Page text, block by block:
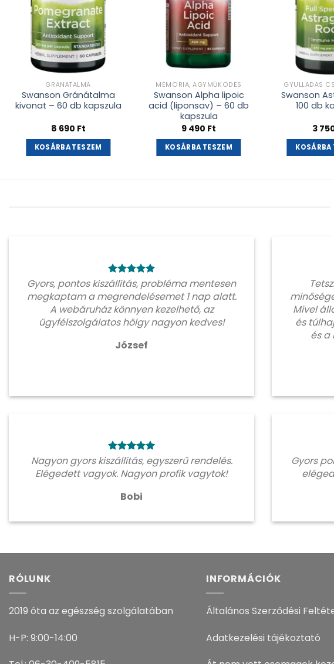
GRÁNÁTALMA
Swanson Gránátalma
kivonat – 60 db kapszula
8 690 Ft
KOSÁRBA TESZEM
MEMÓRIA, AGYMŰKÖDÉS
Swanson Alpha lipoic
acid (liponsav) – 60 db
kapszula
9 490 Ft
KOSÁRBA TESZEM
GYULLADÁS
Swanson
100 db
3
KOSÁRBA
Gyors, pontos kiszállítás, probléma mentesen
megkaptam a megrendelésemet 1 nap alatt.
A webáruház könnyen kezelhető, az
ügyfélszolgálatos hölgy nagyon kedves!
József
Mivel
és
és a
Nagyon gyors kiszállítás, egyszerű rendelés.
Elégedett vagyok. Nagyon profik vagytok!
Bobi
Gyors
RÓLUNK
2019 óta az egészség szolgálatában
H-P: 9:00-14:00
INFORMÁCIÓK
Általános Szerződési
Adatkezelési tájékoztató